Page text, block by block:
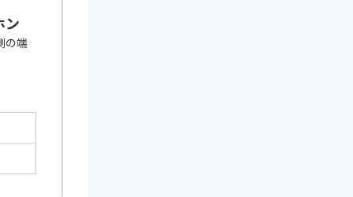
ン
の端